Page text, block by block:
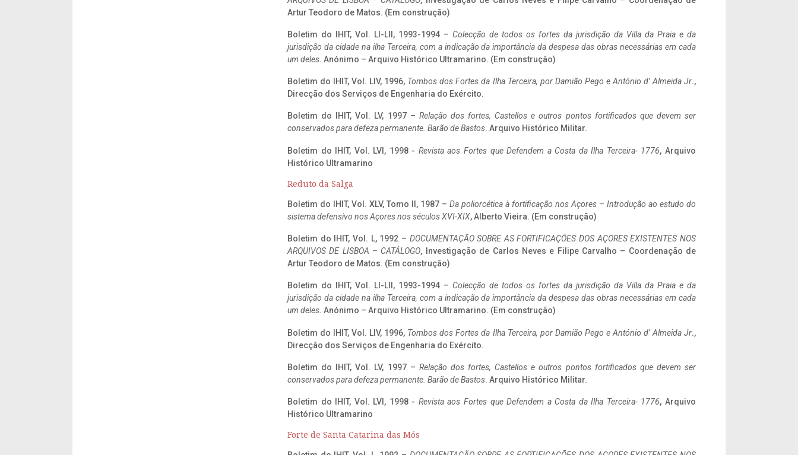
Artur Teodoro de Matos. (Em construção)
Boletim do IHIT, Vol. LI-LII, 1993-1994 – Colecção de todos os fortes da jurisdição da Villa da Praia e da
jurisdição da cidade na ilha Terceira, com a indicação da importância da despesa das obras necessárias em cada
um deles. Anónimo – Arquivo Histórico Ultramarino. (Em construção)
Boletim do IHIT, Vol. LIV, 1996, Tombos dos Fortes da Ilha Terceira, por Damião Pego e António d’ Almeida Jr.,
Direcção dos Serviços de Engenharia do Exército.
Boletim do IHIT, Vol. LV, 1997 – Relação dos fortes, Castellos e outros pontos fortificados que devem ser
conservados para defeza permanente. Barão de Bastos. Arquivo Histórico Militar.
Boletim do IHIT, Vol. LVI, 1998 - Revista aos Fortes que Defendem a Costa da Ilha Terceira- 1776, Arquivo
Histórico Ultramarino
Reduto da Salga
Boletim do IHIT, Vol. XLV, Tomo II, 1987 – Da poliorcética à fortificação nos Açores – Introdução ao estudo do
sistema defensivo nos Açores nos séculos XVI-XIX, Alberto Vieira. (Em construção)
Boletim do IHIT, Vol. L, 1992 – DOCUMENTAÇÃO SOBRE AS FORTIFICAÇÕES DOS AÇORES EXISTENTES NOS
ARQUIVOS DE LISBOA – CATÁLOGO, Investigação de Carlos Neves e Filipe Carvalho – Coordenação de
Artur Teodoro de Matos. (Em construção)
Boletim do IHIT, Vol. LI-LII, 1993-1994 – Colecção de todos os fortes da jurisdição da Villa da Praia e da
jurisdição da cidade na ilha Terceira, com a indicação da importância da despesa das obras necessárias em cada
um deles. Anónimo – Arquivo Histórico Ultramarino. (Em construção)
Boletim do IHIT, Vol. LIV, 1996, Tombos dos Fortes da Ilha Terceira, por Damião Pego e António d’ Almeida Jr.,
Direcção dos Serviços de Engenharia do Exército.
Boletim do IHIT, Vol. LV, 1997 – Relação dos fortes, Castellos e outros pontos fortificados que devem ser
conservados para defeza permanente. Barão de Bastos. Arquivo Histórico Militar.
Boletim do IHIT, Vol. LVI, 1998 - Revista aos Fortes que Defendem a Costa da Ilha Terceira- 1776, Arquivo
Histórico Ultramarino
Forte de Santa Catarina das Mós